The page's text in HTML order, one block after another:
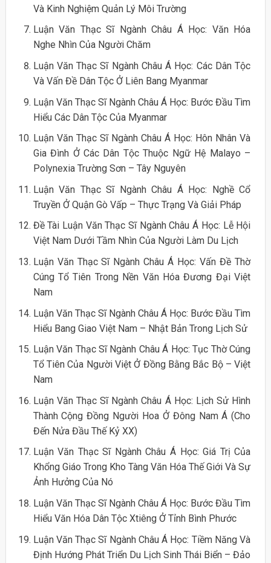
Và Kinh Nghiệm Quản Lý Môi Trường
Luận Văn Thạc Sĩ Ngành Châu Á Học: Văn Hóa
Nghe Nhìn Của Người Chăm
Luận Văn Thạc Sĩ Ngành Châu Á Học: Các Dân Tộc
Và Vấn Đề Dân Tộc Ở Liên Bang Myanmar
Luận Văn Thạc Sĩ Ngành Châu Á Học: Bước Đầu Tìm
Hiểu Các Dân Tộc Của Myanmar
Luận Văn Thạc Sĩ Ngành Châu Á Học: Hôn Nhân Và
Gia Đình Ở Các Dân Tộc Thuộc Ngữ Hệ Malayo –
Polynexia Trường Sơn – Tây Nguyên
Luận Văn Thạc Sĩ Ngành Châu Á Học: Nghề Cổ
Truyền Ở Quận Gò Vấp – Thực Trạng Và Giải Pháp
Đề Tài Luận Văn Thạc Sĩ Ngành Châu Á Học: Lễ Hội
Việt Nam Dưới Tầm Nhìn Của Người Làm Du Lịch
Luận Văn Thạc Sĩ Ngành Châu Á Học: Vấn Đề Thờ
Cúng Tổ Tiên Trong Nền Văn Hóa Đương Đại Việt
Nam
Luận Văn Thạc Sĩ Ngành Châu Á Học: Bước Đầu Tìm
Hiểu Bang Giao Việt Nam – Nhật Bản Trong Lịch Sử
Luận Văn Thạc Sĩ Ngành Châu Á Học: Tục Thờ Cúng
Tổ Tiên Của Người Việt Ở Đồng Bằng Bắc Bộ – Việt
Nam
Luận Văn Thạc Sĩ Ngành Châu Á Học: Lịch Sử Hình
Thành Cộng Đồng Người Hoa Ở Đông Nam Á (Cho
Đến Nửa Đầu Thế Kỷ XX)
Luận Văn Thạc Sĩ Ngành Châu Á Học: Giá Trị Của
Khổng Giáo Trong Kho Tàng Văn Hóa Thế Giới Và Sự
Ảnh Hưởng Của Nó
Luận Văn Thạc Sĩ Ngành Châu Á Học: Bước Đầu Tìm
Hiểu Văn Hóa Dân Tộc Xtiêng Ở Tỉnh Bình Phước
Luận Văn Thạc Sĩ Ngành Châu Á Học: Tiềm Năng Và
Định Hướng Phát Triển Du Lịch Sinh Thái Biển – Đảo